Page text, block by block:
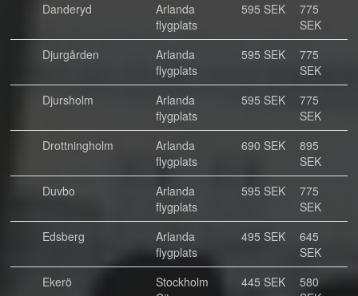
Danderyd
Arlanda
flygplats
595 SEK
775
SEK
Djurgården
Arlanda
flygplats
595 SEK
775
SEK
Djursholm
Arlanda
flygplats
595 SEK
775
SEK
Drottningholm
Arlanda
flygplats
690 SEK
895
SEK
Duvbo
Arlanda
flygplats
595 SEK
775
SEK
Edsberg
Arlanda
flygplats
495 SEK
645
SEK
Ekerö
Stockholm
445 SEK
580